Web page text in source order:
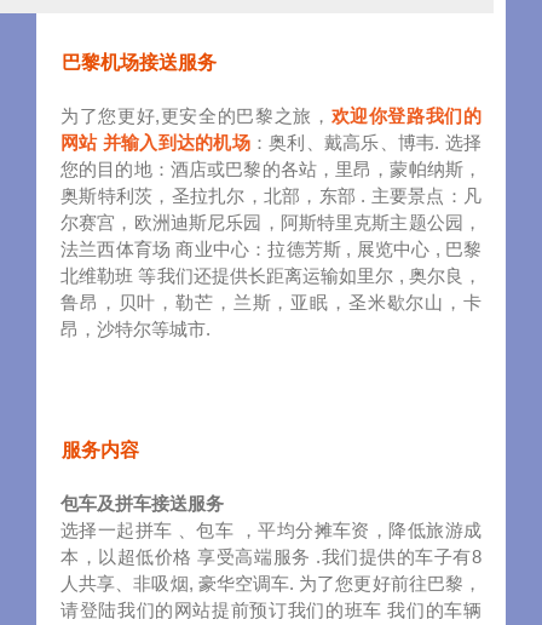
巴黎机场接送服务
为了您更好,更安全的巴黎之旅， 欢迎你登路我们的
网站 并输入到达的机场：奥利、戴高乐、博韦. 选择
您的目的地：酒店或巴黎的各站，里昂，蒙帕纳斯，
奥斯特利茨，圣拉扎尔，北部，东部 . 主要景点：凡
尔赛宫，欧洲迪斯尼乐园，阿斯特里克斯主题公园，
法兰西体育场 商业中心：拉德芳斯 , 展览中心 , 巴黎
北维勒班 等我们还提供长距离运输如里尔 , 奥尔良，
鲁昂，贝叶，勒芒，兰斯，亚眠，圣米歇尔山，卡
昂，沙特尔等城市.
服务内容
包车及拼车接送服务
选择一起拼车 、包车 ，平均分摊车资，降低旅游成
本，以超低价格 享受高端服务 .我们提供的车子有8
人共享、非吸烟, 豪华空调车. 为了您更好前往巴黎，
请登陆我们的网站提前预订我们的班车 我们的车辆